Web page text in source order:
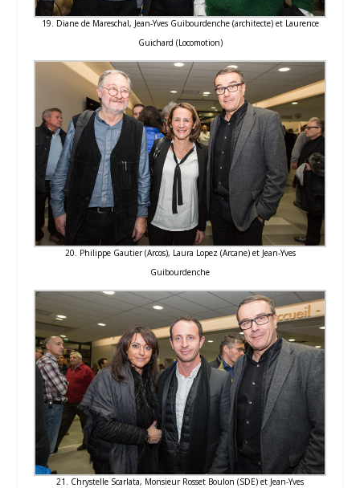
19. Diane de Mareschal, Jean-Yves Guibourdenche (architecte) et Laurence
Guichard (Locomotion)
20. Philippe Gautier (Arcos), Laura Lopez (Arcane) et Jean-Yves
Guibourdenche
21. Chrystelle Scarlata, Monsieur Rosset Boulon (SDE) et Jean-Yves